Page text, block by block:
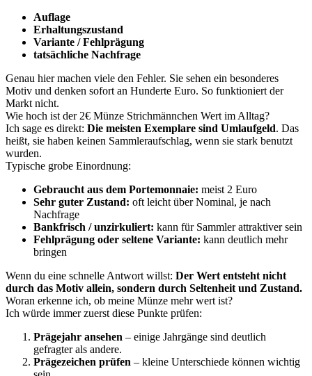
Auflage
Erhaltungszustand
Variante / Fehlprägung
tatsächliche Nachfrage
Genau hier machen viele den Fehler. Sie sehen ein besonderes
Motiv und denken sofort an Hunderte Euro. So funktioniert der
Markt nicht.
Wie hoch ist der 2€ Münze Strichmännchen Wert im Alltag?
Ich sage es direkt: Die meisten Exemplare sind Umlaufgeld. Das
heißt, sie haben keinen Sammleraufschlag, wenn sie stark benutzt
wurden.
Typische grobe Einordnung:
Gebraucht aus dem Portemonnaie: meist 2 Euro
Sehr guter Zustand: oft leicht über Nominal, je nach
Nachfrage
Bankfrisch / unzirkuliert: kann für Sammler attraktiver sein
Fehlprägung oder seltene Variante: kann deutlich mehr
bringen
Wenn du eine schnelle Antwort willst: Der Wert entsteht nicht
durch das Motiv allein, sondern durch Seltenheit und Zustand.
Woran erkenne ich, ob meine Münze mehr wert ist?
Ich würde immer zuerst diese Punkte prüfen:
Prägejahr ansehen – einige Jahrgänge sind deutlich
gefragter als andere.
Prägezeichen prüfen – kleine Unterschiede können wichtig